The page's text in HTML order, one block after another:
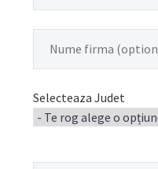
Selecteaza Judet